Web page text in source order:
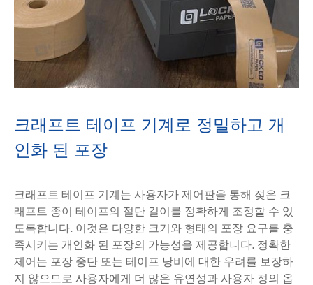
크래프트 테이프 기계로 정밀하고 개
인화 된 포장
크래프트 테이프 기계는 사용자가 제어판을 통해 젖은 크
래프트 종이 테이프의 절단 길이를 정확하게 조정할 수 있
도록합니다. 이것은 다양한 크기와 형태의 포장 요구를 충
족시키는 개인화 된 포장의 가능성을 제공합니다. 정확한
제어는 포장 중단 또는 테이프 낭비에 대한 우려를 보장하
지 않으므로 사용자에게 더 많은 유연성과 사용자 정의 옵